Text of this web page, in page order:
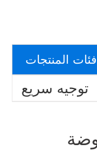
فئات المنتجات
توجيه سريع